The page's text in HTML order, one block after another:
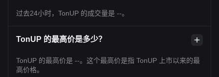
过去24小时，TonUP 的成交量是 --。
TonUP 的最高价是多少？
TonUP 的最高价是 --。这个最高价是指 TonUP 上市以来的最
高价格。